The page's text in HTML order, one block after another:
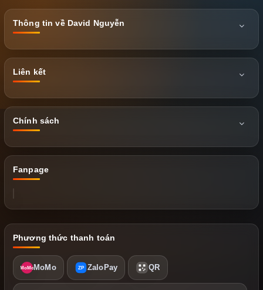
Thông tin về David Nguyễn
Liên kết
Chính sách
Fanpage
Phương thức thanh toán
MoMo MoMo ZP ZaloPay QR